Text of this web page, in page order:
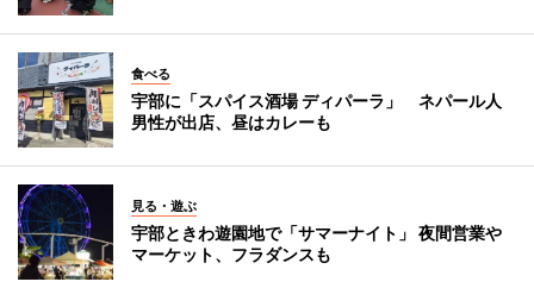
食べる
宇部に「スパイス酒場 ディパーラ」 ネパール人
男性が出店、昼はカレーも
見る・遊ぶ
宇部ときわ遊園地で「サマーナイト」 夜間営業や
マーケット、フラダンスも